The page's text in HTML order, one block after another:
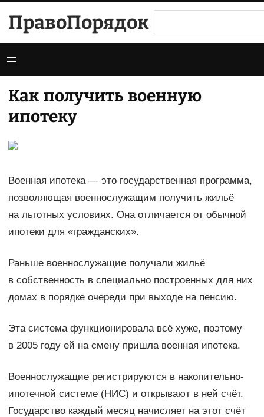
содержимому
ПравоПорядок
Как получить военную
ипотеку
Военная ипотека — это государственная программа,
позволяющая военнослужащим получить жильё
на льготных условиях. Она отличается от обычной
ипотеки для «гражданских».
Раньше военнослужащие получали жильё
в собственность в специально построенных для них
домах в порядке очереди при выходе на пенсию.
Эта система функционировала всё хуже, поэтому
в 2005 году ей на смену пришла военная ипотека.
Военнослужащие регистрируются в накопительно-
ипотечной системе (НИС) и открывают в ней счёт.
Государство каждый месяц начисляет на этот счёт